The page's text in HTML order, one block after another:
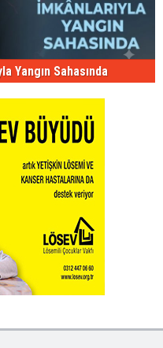
Yangın Sahasında